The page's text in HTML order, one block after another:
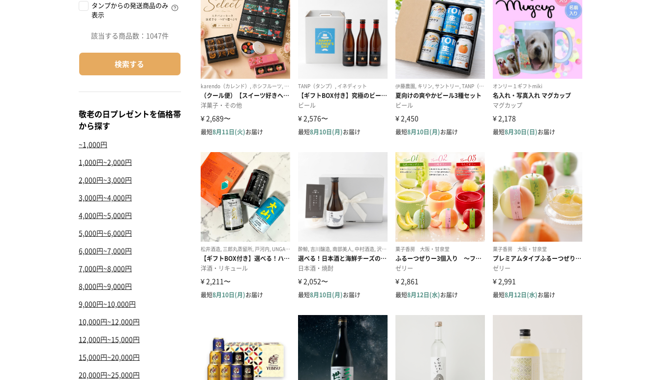
タンプからの発送商品のみ
表示
該当する商品数： 1047件
検索する
敬老の日プレゼントを価格帯
から探す
~1,000円
1,000円~2,000円
2,000円~3,000円
3,000円~4,000円
4,000円~5,000円
5,000円~6,000円
6,000円~7,000円
7,000円~8,000円
8,000円~9,000円
9,000円~10,000円
10,000円~12,000円
12,000円~15,000円
15,000円~20,000円
20,000円~25,000円